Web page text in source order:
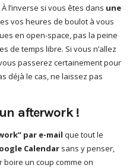
l’inverse si vous êtes dans une
vos heures de boulot à vous
en open-space, pas la peine
de temps libre. Si vous n’allez
passerez certainement pour
déjà le cas, ne laissez pas
afterwork !
par e-mail que tout le
Calendar sans y penser,
boire un coup comme on